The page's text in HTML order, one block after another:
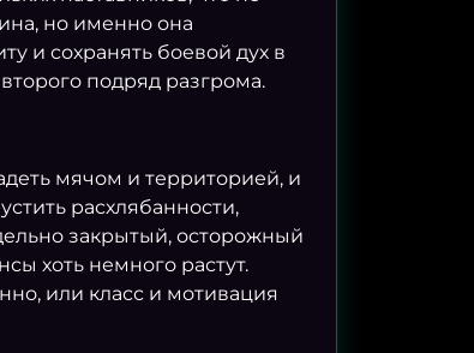
но именно она
и сохранять боевой дух в
подряд разгрома.
мячом и территорией, и
расхлябанности,
закрытый, осторожный
хоть немного растут.
или класс и мотивация